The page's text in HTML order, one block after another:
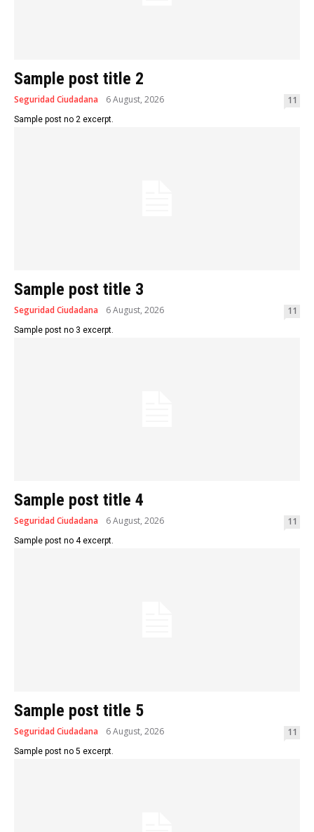
Sample post title 2
Seguridad Ciudadana 6 August, 2026 11
Sample post no 2 excerpt.
Sample post title 3
Seguridad Ciudadana 6 August, 2026 11
Sample post no 3 excerpt.
Sample post title 4
Seguridad Ciudadana 6 August, 2026 11
Sample post no 4 excerpt.
Sample post title 5
Seguridad Ciudadana 6 August, 2026 11
Sample post no 5 excerpt.